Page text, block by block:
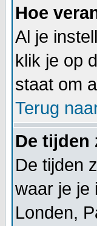
Hoe
Al je
klik je op
staat om
Terug
De tijden
De tijden
waar je je
Londen,